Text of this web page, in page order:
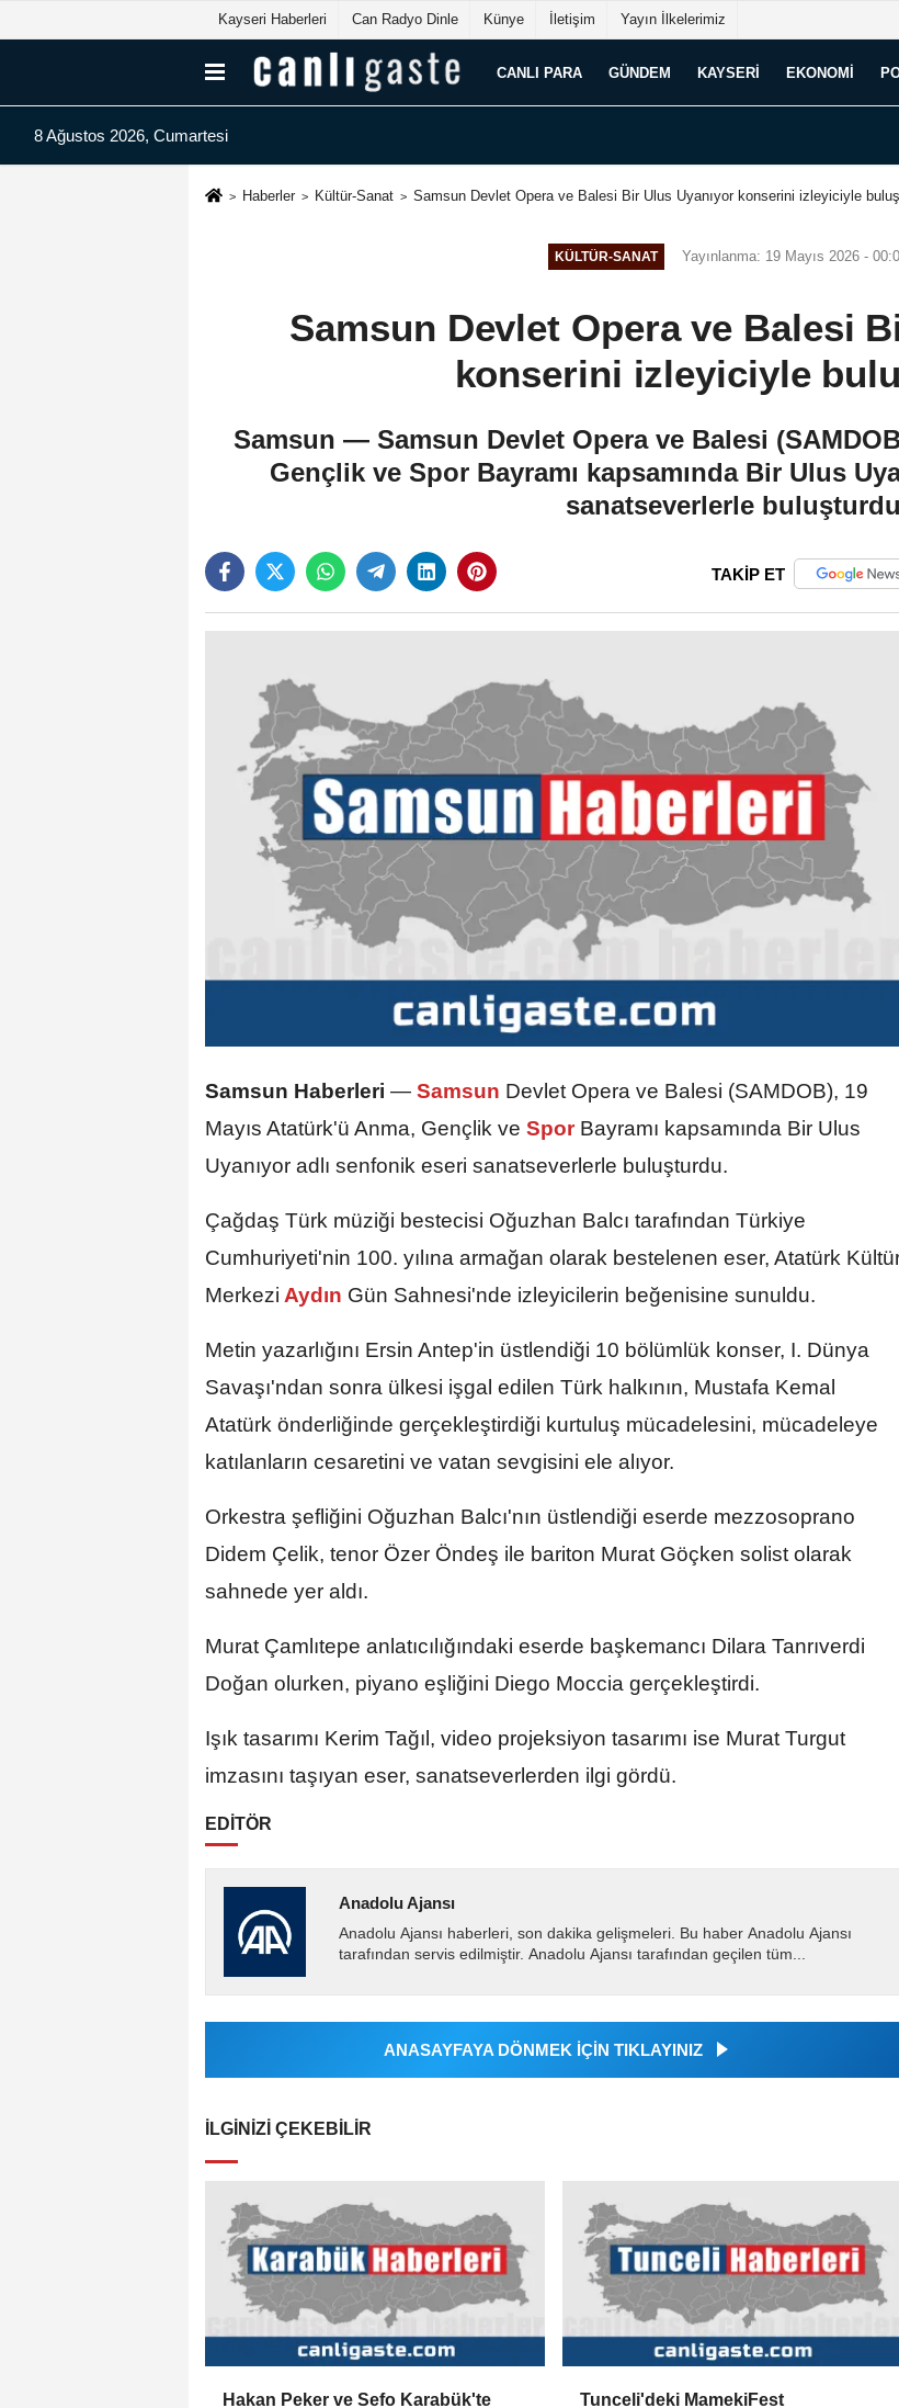
Kayseri Haberleri Can Radyo Dinle Künye İletişim Yayın İlkelerimiz
CANLI PARA GÜNDEM KAYSERI EKONOMI
8 Ağustos 2026, Cumartesi
Haberler Kültür-Sanat Samsun Devlet Opera ve Balesi Bir Ulus Uyanıyor konserini izleyiciyle
KÜLTÜR-SANAT Yayınlanma: 19 Mayıs 2026 -
Samsun Devlet Opera ve Balesi
konserini izleyiciyle
Samsun — Samsun Devlet Opera ve Balesi
Gençlik ve Spor Bayramı kapsamında Bir Ulus
sanatseverlerle
TAKİP ET
Samsun Haberleri — Samsun Devlet Opera ve Balesi (SAMDOB), 19
Mayıs Atatürk'ü Anma, Gençlik ve Spor Bayramı kapsamında Bir Ulus
Uyanıyor adlı senfonik eseri sanatseverlerle buluşturdu.
Çağdaş Türk müziği bestecisi Oğuzhan Balcı tarafından Türkiye
Cumhuriyeti'nin 100. yılına armağan olarak bestelenen eser, Atatürk
Merkezi Aydın Gün Sahnesi'nde izleyicilerin beğenisine sunuldu.
Metin yazarlığını Ersin Antep'in üstlendiği 10 bölümlük konser, I. Dünya
Savaşı'ndan sonra ülkesi işgal edilen Türk halkının, Mustafa Kemal
Atatürk önderliğinde gerçekleştirdiği kurtuluş mücadelesini, mücadeleye
katılanların cesaretini ve vatan sevgisini ele alıyor.
Orkestra şefliğini Oğuzhan Balcı'nın üstlendiği eserde mezzosoprano
Didem Çelik, tenor Özer Öndeş ile bariton Murat Göçken solist olarak
sahnede yer aldı.
Murat Çamlıtepe anlatıcılığındaki eserde başkemancı Dilara Tanrıverdi
Doğan olurken, piyano eşliğini Diego Moccia gerçekleştirdi.
Işık tasarımı Kerim Tağıl, video projeksiyon tasarımı ise Murat Turgut
imzasını taşıyan eser, sanatseverlerden ilgi gördü.
EDİTÖR
Anadolu Ajansı
Anadolu Ajansı haberleri, son dakika gelişmeleri. Bu haber Anadolu Ajansı
tarafından servis edilmiştir. Anadolu Ajansı tarafından geçilen tüm...
ANASAYFAYA DÖNMEK İÇİN TIKLAYINIZ
İLGINIZI ÇEKEBILIR
Hakan Peker ve Sefo Karabük'te
Tunceli'deki MamekiFest